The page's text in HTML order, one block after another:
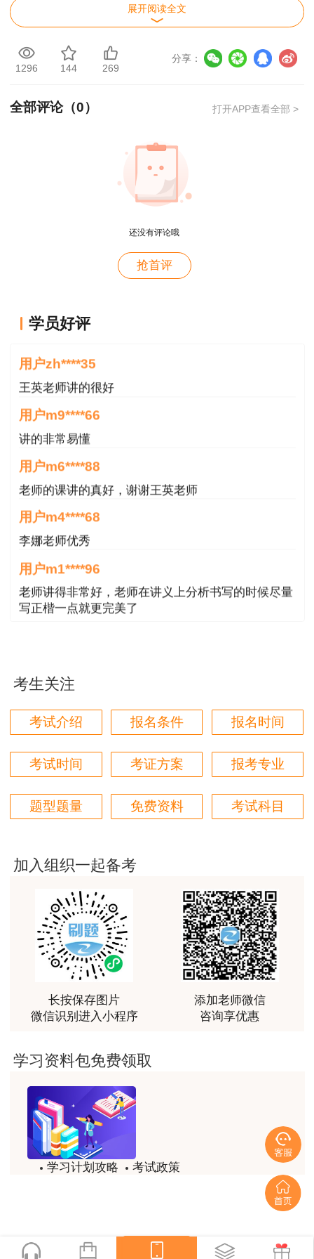
息，经工作人员确认后，即安排邮寄（注：通过中
国邮政EMS进行邮寄，咨询电话：8097169）。
邮寄信息确认网址：
https://zwfw.sd.gov.cn/JIS/front/login.do?
1、本人领取。携带本人有效身份证原件及证书管
理号到所属审核点领取。
身份证原件、委托书及证书管理号到所属审核点领
16:00
（二）现场领取时间：2026年1月23日至2月2日
三、其他事项
（一）选择邮寄领取的考生请在规定的时间申请办
理邮寄，邮寄费用由考生个人承担。
（二）根据《山东省人力资源和社会保障厅关于专
业技术人员职业资格证书管理便利化改革及发放工
作的通知》（鲁人字【2019]12号）的规定，资格
证书的通知》（鲁人考函【2017]49号）的规定，
未按时领取的证书，由证书发放机构代为保管，考
试结束满五年仍未领取的，证书将退回省人事考试
中心，由国家指定的印制企业统一回收销毁。
附件：2025年度一级造价工程师职业资格考试合
附件下载：
http://rsj.weifang.gov.cn/fwdt/ksjd/zsbl/202601/
潍坊市人事考试和劳动能力鉴定中心
2026年1月9日
展开阅读全文
1296 144 269
分享：
全部评论（0） 打开APP查看全部 >
还没有评论哦
抢首评
学员好评
用户m1****68
用户zh****35
王英老师讲的很好
用户m9****66
讲的非常易懂
用户m6****88
老师的课讲的真好，谢谢王英老师
用户m4****68
李娜老师优秀
用户m1****96
老师讲得非常好，老师在讲义上分析书写的时候尽量
写正楷一点就更完美了
用户85****06
真的是把学习变成自己能理解的语言最重要！
用户m1****88
太喜欢王英老师了
平台历史购买的课程，老师讲的多非常好
老师讲的很细致很认真，课件准备充分也非常有耐
用户m0****88
最棒的预习课
用户m2****66
越听越觉得好
用户m2****66
非常非常非常非常棒！！!！
用户m2****66
非常非常非常非常棒！！!！
土建计量这门课我听了门金瑞和孙琦两位老师的课
试，非常感谢两位老师的课程。
考生关注
考试介绍 报名条件 报名时间
考试时间 考证方案 报考专业
题型题量 免费资料 考试科目
加入组织一起备考
长按保存图片
微信识别进入小程序
添加老师微信
咨询享优惠
学习资料包免费领取
学习计划攻略
考试政策